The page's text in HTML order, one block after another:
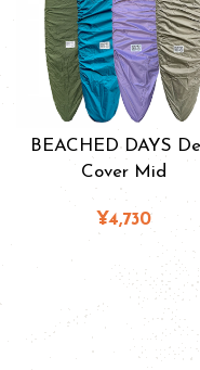
BEACHED DAYS
Cover Mid
¥4,730